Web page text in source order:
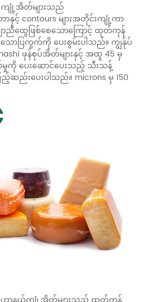
ကျုံ့အိတ်များသည်
နှင့် contours များအတိုင်းကျုံ့ကာ
ထွေဖြစ်စေသောကြောင့် ထုတ်ကုန်
သောပြကွက်ကို ပေးစွမ်းပါသည်။ ကျွန်ုပ်
ဖုန်စုပ်အိတ်များနှင့် အထူ 45 မှ
ကို ပေးဆောင်ပေးသည့် သီးသန့်
ဆည်းပေးပါသည်။ microns မှ 150